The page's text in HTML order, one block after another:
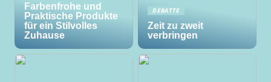
Farbenfrohe und
Praktische Produkte
für ein Stilvolles
Zuhause
DEBATTE
Zeit zu zweit
verbringen